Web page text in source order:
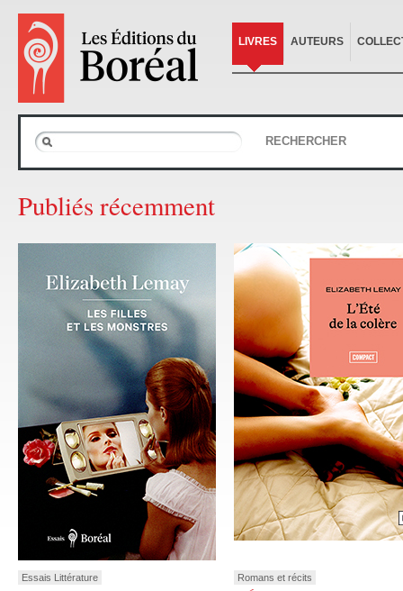
LIVRES AUTEURS
RECHERCHER
Publiés récemment
Essais Littérature Romans et récits